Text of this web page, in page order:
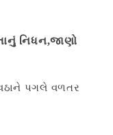
નિધન,જાણો